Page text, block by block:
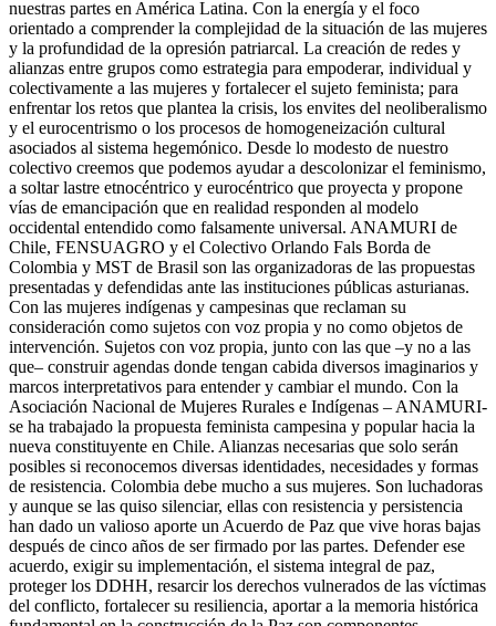
nuestras partes en América Latina. Con la energía y el foco
orientado a comprender la complejidad de la situación de las mujeres
y la profundidad de la opresión patriarcal. La creación de redes y
alianzas entre grupos como estrategia para empoderar, individual y
colectivamente a las mujeres y fortalecer el sujeto feminista; para
enfrentar los retos que plantea la crisis, los envites del neoliberalismo
y el eurocentrismo o los procesos de homogeneización cultural
asociados al sistema hegemónico. Desde lo modesto de nuestro
colectivo creemos que podemos ayudar a descolonizar el feminismo,
a soltar lastre etnocéntrico y eurocéntrico que proyecta y propone
vías de emancipación que en realidad responden al modelo
occidental entendido como falsamente universal. ANAMURI de
Chile, FENSUAGRO y el Colectivo Orlando Fals Borda de
Colombia y MST de Brasil son las organizadoras de las propuestas
presentadas y defendidas ante las instituciones públicas asturianas.
Con las mujeres indígenas y campesinas que reclaman su
consideración como sujetos con voz propia y no como objetos de
intervención. Sujetos con voz propia, junto con las que –y no a las
que– construir agendas donde tengan cabida diversos imaginarios y
marcos interpretativos para entender y cambiar el mundo. Con la
Asociación Nacional de Mujeres Rurales e Indígenas – ANAMURI-
se ha trabajado la propuesta feminista campesina y popular hacia la
nueva constituyente en Chile. Alianzas necesarias que solo serán
posibles si reconocemos diversas identidades, necesidades y formas
de resistencia. Colombia debe mucho a sus mujeres. Son luchadoras
y aunque se las quiso silenciar, ellas con resistencia y persistencia
han dado un valioso aporte un Acuerdo de Paz que vive horas bajas
después de cinco años de ser firmado por las partes. Defender ese
acuerdo, exigir su implementación, el sistema integral de paz,
proteger los DDHH, resarcir los derechos vulnerados de las víctimas
del conflicto, fortalecer su resiliencia, aportar a la memoria histórica